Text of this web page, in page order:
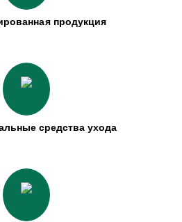
продукция
средства ухода